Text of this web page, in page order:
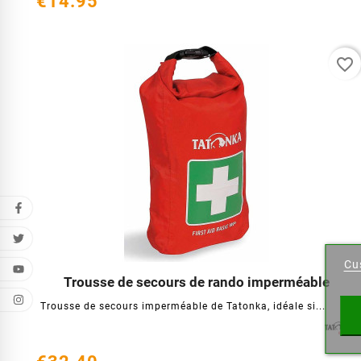
Trousse de secours de rando imperméable
Trousse de secours imperméable de Tatonka, idéale si...
   
favorite_border